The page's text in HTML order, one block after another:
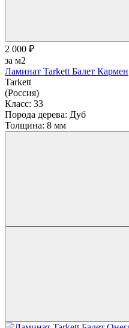
2 000 ₽
за м2
Ламинат Tarkett Балет Кармен
Tarkett
(Россия)
Класс: 33
Порода дерева: Дуб
Толщина: 8 мм